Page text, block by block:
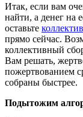
Итак, если вам
найти, а денег на
оставьте
прямо сейчас.
коллективный
Вам решать,
пожертвованием
собраны быстрее.
Подытожим